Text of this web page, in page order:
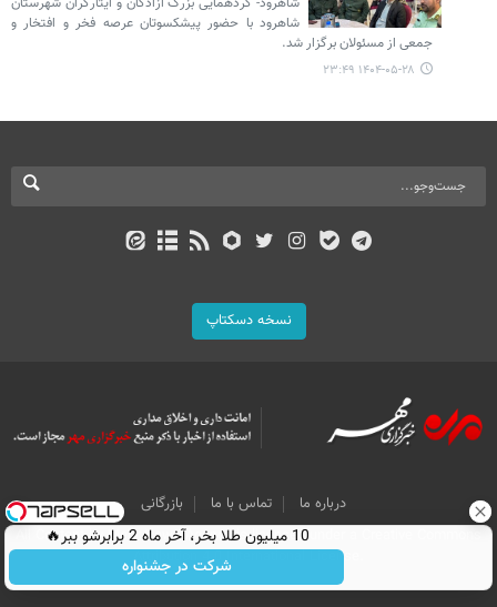
شاهرود با حضور پیشکسوتان عرصه فخر و افتخار و
جمعی از مسئولان برگزار شد.
۱۴۰۴-۰۵-۲۸ ۲۳:۴۹
نسخه دسکتاپ
درباره ما تماس با ما
بازرگانی
All Content by Mehr News Agency is licensed under a Creative Commons
Attribution 4.0 International License.
10 میلیون طلا بخر، آخر ماه 2 برابرشو ببر🔥
شرکت در جشنواره